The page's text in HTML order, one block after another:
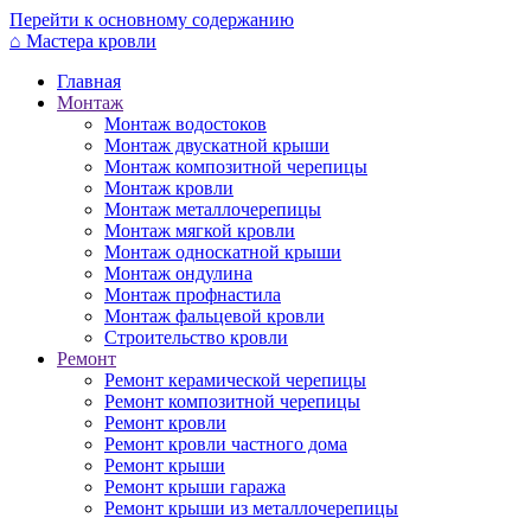
Перейти к основному содержанию
⌂ Мастера кровли
Главная
Монтаж
Монтаж водостоков
Монтаж двускатной крыши
Монтаж композитной черепицы
Монтаж кровли
Монтаж металлочерепицы
Монтаж мягкой кровли
Монтаж односкатной крыши
Монтаж ондулина
Монтаж профнастила
Монтаж фальцевой кровли
Строительство кровли
Ремонт
Ремонт керамической черепицы
Ремонт композитной черепицы
Ремонт кровли
Ремонт кровли частного дома
Ремонт крыши
Ремонт крыши гаража
Ремонт крыши из металлочерепицы